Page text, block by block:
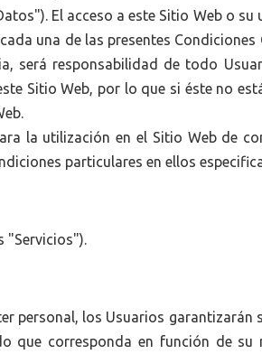
El acceso a este Sitio Web o su
una de las presentes Condiciones
será responsabilidad de todo
Sitio Web, por lo que si éste no
la utilización en el Sitio Web de
particulares en ellos
"Servicios").
personal, los Usuarios garantizarán
que corresponda en función de su